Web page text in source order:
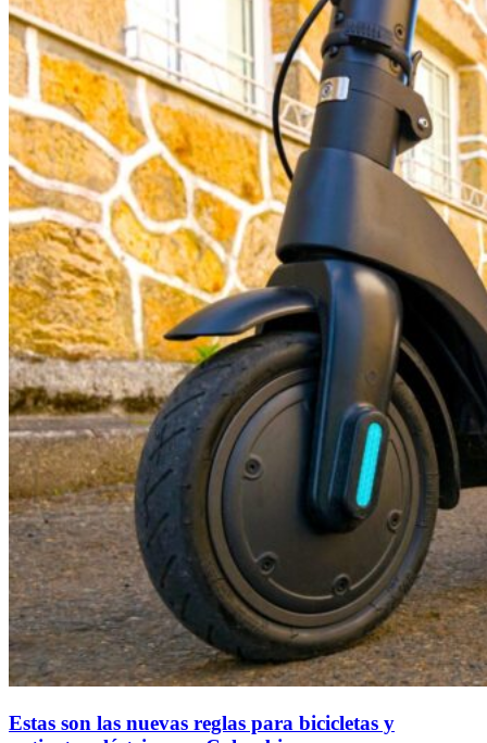
Estas son las nuevas reglas para bicicletas y